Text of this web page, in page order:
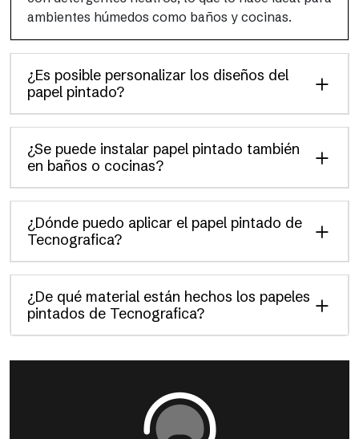
ambientes húmedos como baños y cocinas.
¿Es posible personalizar los diseños del
papel pintado?
¿Se puede instalar papel pintado también
en baños o cocinas?
¿Dónde puedo aplicar el papel pintado de
Tecnografica?
¿De qué material están hechos los papeles
pintados de Tecnografica?